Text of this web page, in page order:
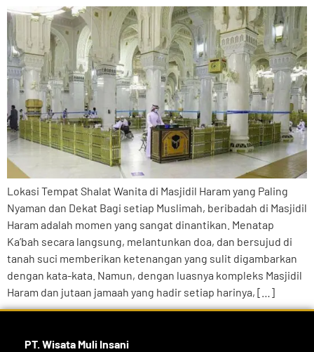
Lokasi Tempat Shalat Wanita di Masjidil Haram yang Paling
Nyaman dan Dekat Bagi setiap Muslimah, beribadah di Masjidil
Haram adalah momen yang sangat dinantikan. Menatap
Ka’bah secara langsung, melantunkan doa, dan bersujud di
tanah suci memberikan ketenangan yang sulit digambarkan
dengan kata-kata. Namun, dengan luasnya kompleks Masjidil
Haram dan jutaan jamaah yang hadir setiap harinya, […]
PT. Wisata Muli Insani